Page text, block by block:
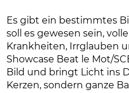
Es gibt ein bestimmtes
soll es gewesen sein,
Krankheiten, Irrglauben
Showcase Beat le Mot/
Bild und bringt Licht ins
Kerzen, sondern ganze